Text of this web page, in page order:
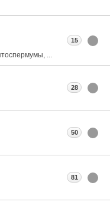
...
15
28
50
81